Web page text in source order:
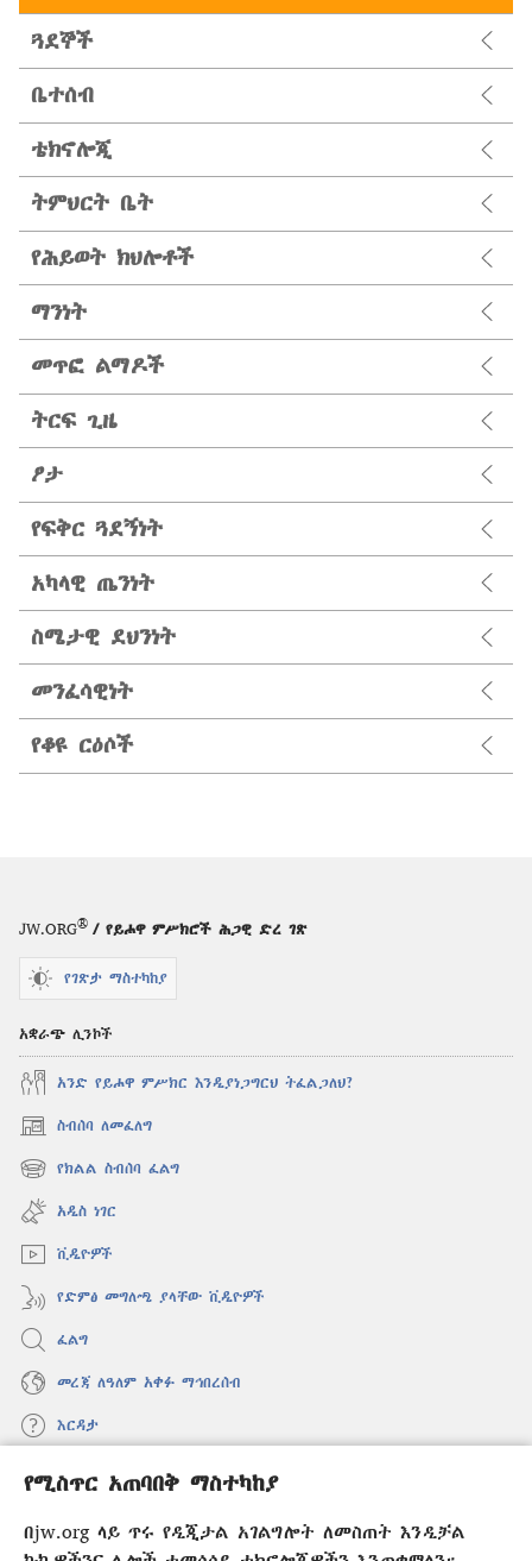
የሚስጥር አጠባበቅ ማስተካከያ
በjw.org ላይ ጥሩ የዲጂታል አገልግሎት ለመስጠት እንዲቻል
ጓደኞች
ቤተሰብ
ቴክኖሎጂ
ትምህርት ቤት
የሕይወት ክህሎቶች
ማንነት
መጥፎ ልማዶች
ትርፍ ጊዜ
ፆታ
የፍቅር ጓደኝነት
አካላዊ ጤንነት
ስሜታዊ ደህንነት
መንፈሳዊነት
የቆዩ ርዕሶች
JW.ORG® / የይሖዋ ምሥክሮች ሕጋዊ ድረ ገጽ
የገጽታ ማስተካከያ
አቋራጭ ሊንኮች
አንድ የይሖዋ ምሥክር እንዲያነጋግርህ ትፈልጋለህ?
ስብሰባ ለመፈለግ
(አዲስ
ዊንዶው
ክፈት)
የክልል ስብሰባ ፈልግ
(አዲስ
ዊንዶው
ክፈት)
አዲስ ነገር
ቪዲዮዎች
የድምፅ መግለጫ ያላቸው ቪዲዮዎች
ፈልግ
መረጃ ለዓለም አቀፉ ማኅበረሰብ
እርዳታ
መዋጮዎች
(አዲስ
ክፈት)
የመጠበቂያ ግንብ የኢንተርኔት ቤተ መጻሕፍት